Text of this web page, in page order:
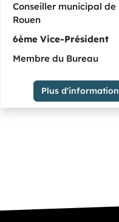
Conseiller municipal de
Rouen
6ème Vice-Président
Membre du Bureau
Plus d'information
Groupe des élu.es